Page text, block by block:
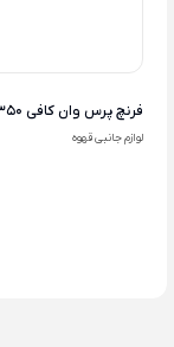
فرنچ پرس وان کافی 350 میل دسته پلاستیکی رنگ مشکی
لوازم جانبی قهوه